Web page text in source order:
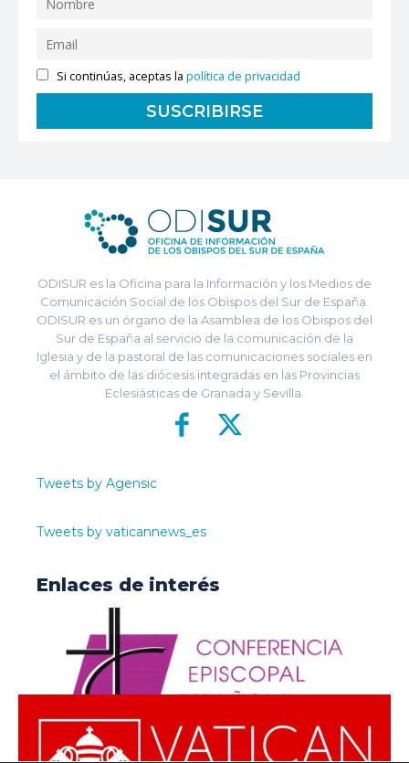
Si continúas, aceptas lapolítica de privacidad
ODISUR es la Oficina para la Información y los Medios de
Comunicación Social de los Obispos del Sur de España.
ODISUR es un órgano de la Asamblea de los Obispos del
Sur de España al servicio de la comunicación de la
Iglesia y de la pastoral de las comunicaciones sociales en
el ámbito de las diócesis integradas en las Provincias
Eclesiásticas de Granada y Sevilla.
Tweets by Agensic
Tweets by vaticannews_es
Enlaces de interés